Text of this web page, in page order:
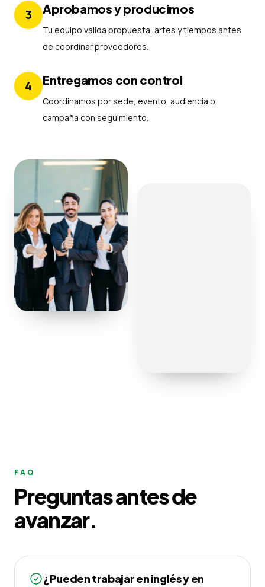
3 Aprobamos y producimos
Tu equipo valida propuesta, artes y tiempos antes
de coordinar proveedores.
4 Entregamos con control
Coordinamos por sede, evento, audiencia o
campaña con seguimiento.
FAQ
Preguntas antes de
avanzar.
¿Pueden trabajar en inglés y en